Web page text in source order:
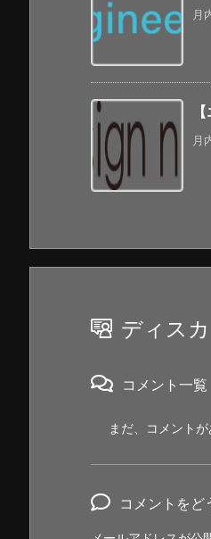
月
月
ディス
コメント一覧
まだ、コメント
コメントをど